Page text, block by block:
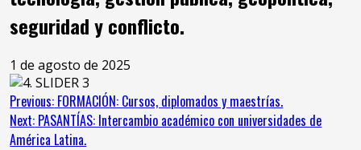
seguridad y conflicto.
1 de agosto de 2025
Continue
Reading
Previous: FORMACIÓN: Cursos, diplomados y maestrías.
Next: PASANTÍAS: Intercambio académico con universidades de
América Latina.